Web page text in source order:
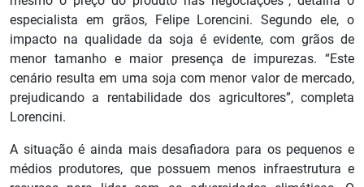
especialista em grãos, Felipe Lorencini. Segundo ele, o
impacto na qualidade da soja é evidente, com grãos de
menor tamanho e maior presença de impurezas. “Este
cenário resulta em uma soja com menor valor de mercado,
prejudicando a rentabilidade dos agricultores”, completa
Lorencini.
A situação é ainda mais desafiadora para os pequenos e
médios produtores, que possuem menos infraestrutura e